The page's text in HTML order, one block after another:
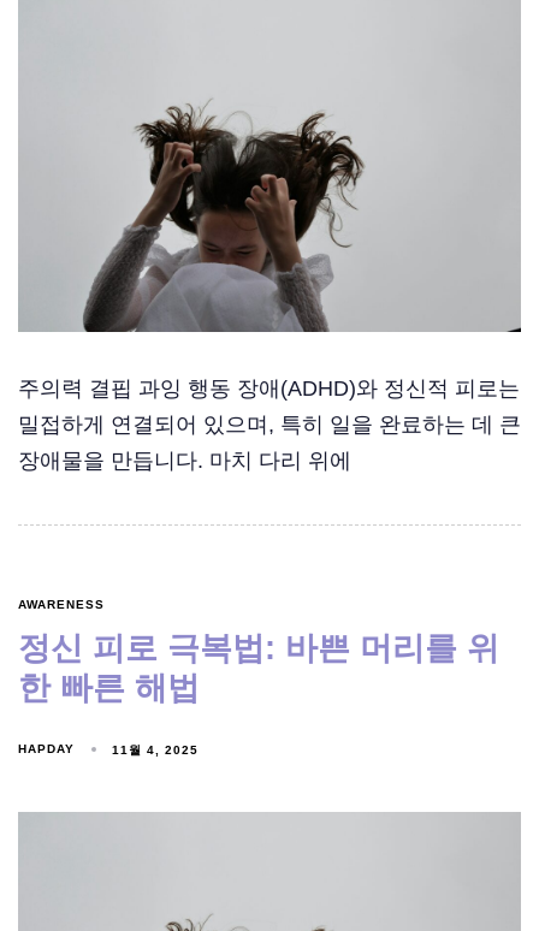
주의력 결핍 과잉 행동 장애(ADHD)와 정신적 피로는
밀접하게 연결되어 있으며, 특히 일을 완료하는 데 큰
장애물을 만듭니다. 마치 다리 위에
AWARENESS
정신 피로 극복법: 바쁜 머리를 위
한 빠른 해법
HAPDAY 11월 4, 2025